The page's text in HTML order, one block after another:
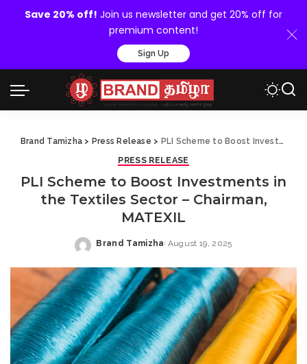
Save 20% off! Join us newsletter and get 20% off for
premium content!
Sign Up
Brand Tamizha > Press Release > PLI Scheme to Boost Investments in the Textiles Sector – Chairman, MATEXIL
PRESS RELEASE
PLI Scheme to Boost Investments in
the Textiles Sector – Chairman,
MATEXIL
Posted
Brand Tamizha August 19, 2025